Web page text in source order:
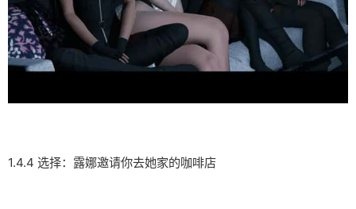
1.4.4 选择：露娜邀请你去她家的咖啡店